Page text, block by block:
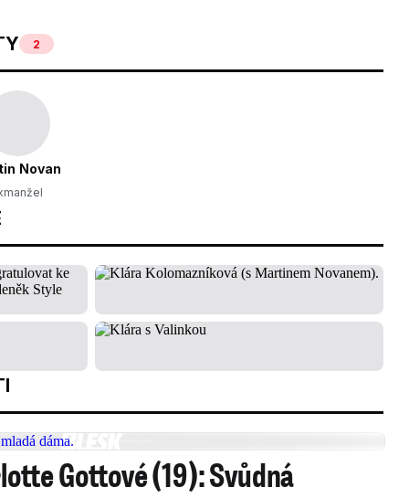
2
Novan
Gottové (19): Svůdná